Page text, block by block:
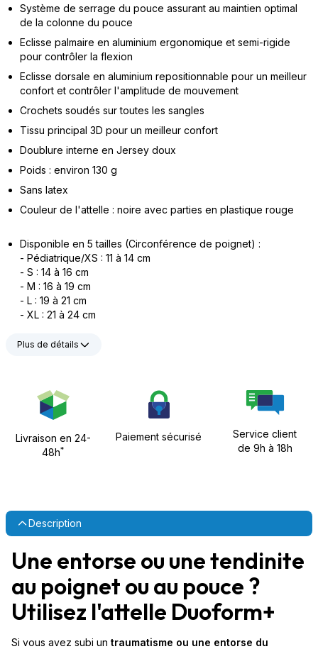
Système de serrage du pouce assurant au maintien optimal
de la colonne du pouce
Eclisse palmaire en aluminium ergonomique et semi-rigide
pour contrôler la flexion
Eclisse dorsale en aluminium repositionnable pour un meilleur
confort et contrôler l'amplitude de mouvement
Crochets soudés sur toutes les sangles
Tissu principal 3D pour un meilleur confort
Doublure interne en Jersey doux
Poids : environ 130 g
Sans latex
Couleur de l'attelle : noire avec parties en plastique rouge
Disponible en 5 tailles (Circonférence de poignet) :
- Pédiatrique/XS : 11 à 14 cm
- S : 14 à 16 cm
- M : 16 à 19 cm
- L : 19 à 21 cm
- XL : 21 à 24 cm
Plus de détails
Livraison en 24-
48h*
Paiement sécurisé
Service client
de 9h à 18h
Description
Une entorse ou une tendinite
au poignet ou au pouce ?
Utilisez l'attelle Duoform+
Si vous avez subi un traumatisme ou une entorse du